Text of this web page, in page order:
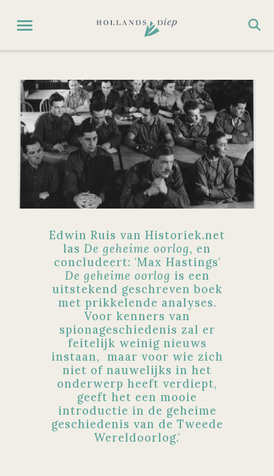
Edwin Ruis van Historiek.net
las De geheime oorlog, en
concludeert: 'Max Hastings'
De geheime oorlog is een
uitstekend geschreven boek
met prikkelende analyses.
Voor kenners van
spionageschiedenis zal er
feitelijk weinig nieuws
instaan, maar voor wie zich
niet of nauwelijks in het
onderwerp heeft verdiept,
geeft het een mooie
introductie in de geheime
geschiedenis van de Tweede
Wereldoorlog.'